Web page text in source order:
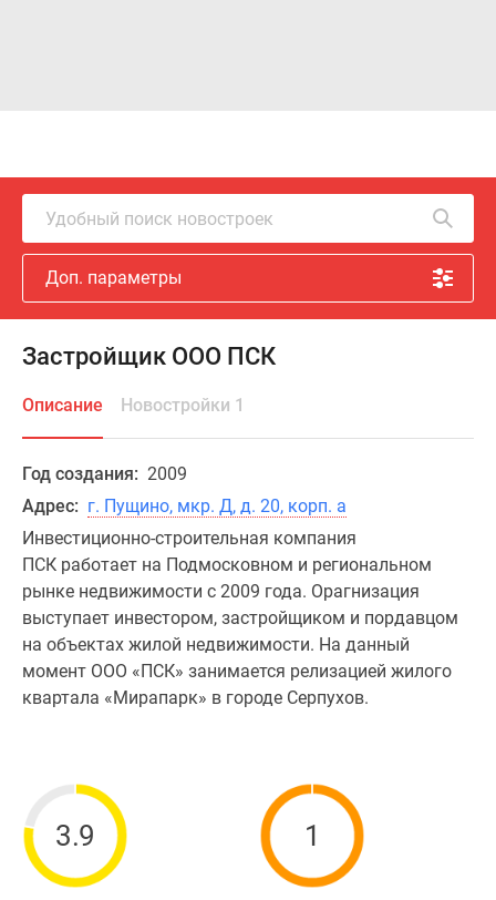
Удобный поиск новостроек
Доп. параметры
Застройщик ООО ПСК
Описание Новостройки 1
Год создания: 2009
Адрес: г. Пущино, мкр. Д, д. 20, корп. а
Инвестиционно-строительная компания
ПСК работает на Подмосковном и региональном
рынке недвижимости с 2009 года. Орагнизация
выступает инвестором, застройщиком и пордавцом
на объектах жилой недвижимости. На данный
момент ООО «ПСК» занимается релизацией жилого
квартала «Мирапарк» в городе Серпухов.
3.9 1